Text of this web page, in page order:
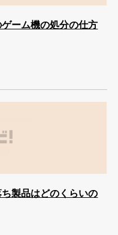
ーム機の処分の仕方
製品はどのくらいの